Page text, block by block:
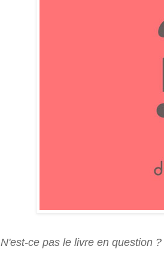
N'est-ce pas le livre en question ?